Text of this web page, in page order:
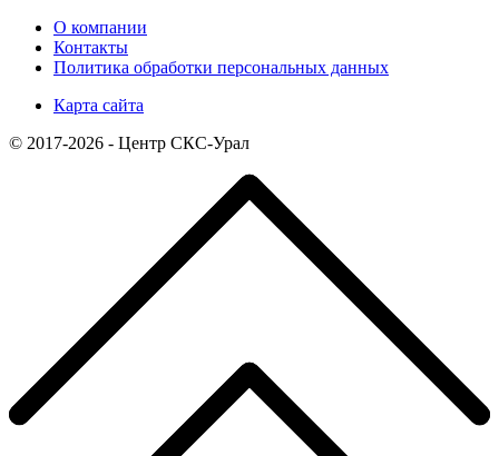
О компании
Контакты
Политика обработки персональных данных
Карта сайта
© 2017-2026 - Центр СКС-Урал